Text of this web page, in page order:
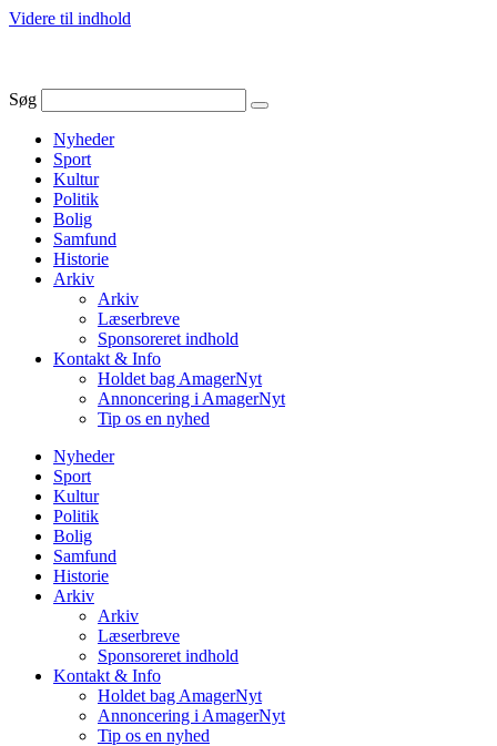
Videre til indhold
Søg
Nyheder
Sport
Kultur
Politik
Bolig
Samfund
Historie
Arkiv
Arkiv
Læserbreve
Sponsoreret indhold
Kontakt & Info
Holdet bag AmagerNyt
Annoncering i AmagerNyt
Tip os en nyhed
Nyheder
Sport
Kultur
Politik
Bolig
Samfund
Historie
Arkiv
Arkiv
Læserbreve
Sponsoreret indhold
Kontakt & Info
Holdet bag AmagerNyt
Annoncering i AmagerNyt
Tip os en nyhed